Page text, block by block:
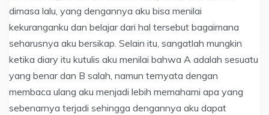
dimasa lalu, yang dengannya aku bisa menilai
kekuranganku dan belajar dari hal tersebut bagaimana
seharusnya aku bersikap. Selain itu, sangatlah mungkin
ketika diary itu kutulis aku menilai bahwa A adalah sesuatu
yang benar dan B salah, namun ternyata dengan
membaca ulang aku menjadi lebih memahami apa yang
sebenarnya terjadi sehingga dengannya aku dapat